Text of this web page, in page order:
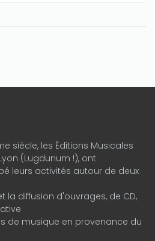
siècle, les Éditions Musicales
(Lugdunum !), ont
leurs activités autour de deux
la diffusion d'ouvrages, de CD,
de musique en provenance du